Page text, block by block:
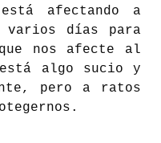
afectando a
varios días para
nos afecte al
algo sucio y
pero a ratos